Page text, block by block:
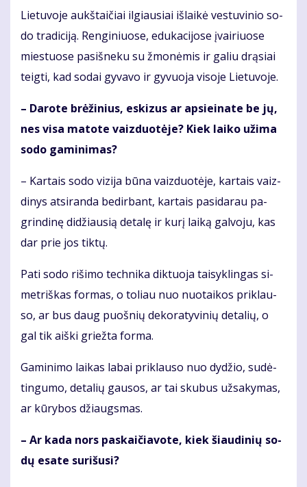
Lie­tu­vo­je aukš­tai­čiai il­giau­siai iš­lai­kė ves­tu­vi­nio so­
do tra­di­ci­ją. Ren­gi­niuo­se, edu­ka­ci­jo­se įvai­riuo­se
mies­tuo­se pa­si­šne­ku su žmo­nė­mis ir ga­liu drą­siai
teig­ti, kad so­dai gy­va­vo ir gy­vuo­ja vi­so­je Lie­tu­vo­je.
– Da­ro­te brė­ži­nius, es­ki­zus ar ap­si­ei­na­te be jų,
nes vi­sa ma­to­te vaiz­duo­tė­je? Kiek lai­ko už­ima
so­do ga­mi­ni­mas?
– Kar­tais so­do vi­zi­ja bū­na vaiz­duo­tė­je, kar­tais vaiz­
di­nys at­si­ran­da be­dir­bant, kar­tais pa­si­da­rau pa­
grin­di­nę di­džiau­sią de­ta­lę ir ku­rį lai­ką gal­vo­ju, kas
dar prie jos tik­tų.
Pa­ti so­do ri­ši­mo tech­ni­ka dik­tuo­ja tai­syk­lin­gas si­
met­riš­kas for­mas, o to­liau nuo nuo­tai­kos pri­klau­
so, ar bus daug puoš­nių de­ko­ra­ty­vi­nių de­ta­lių, o
gal tik aiš­ki griež­ta for­ma.
Ga­mi­ni­mo lai­kas la­bai pri­klau­so nuo dy­džio, su­dė­
tin­gu­mo, de­ta­lių gau­sos, ar tai sku­bus už­sa­ky­mas,
ar kū­ry­bos džiaugs­mas.
– Ar ka­da nors pa­skai­čia­vo­te, kiek šiau­di­nių so­
dų esa­te su­ri­šu­si?